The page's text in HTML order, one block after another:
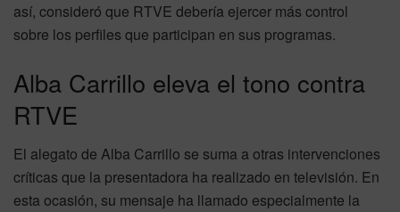
así, consideró que RTVE debería ejercer más control
sobre los perfiles que participan en sus programas.
Alba Carrillo eleva el tono contra
RTVE
El alegato de Alba Carrillo se suma a otras intervenciones
críticas que la presentadora ha realizado en televisión. En
esta ocasión, su mensaje ha llamado especialmente la